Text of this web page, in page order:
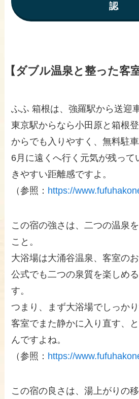
認
【ダブル温泉と整った客
ふふ 箱根は、強羅駅から送迎
東京駅からなら小田原と箱根
からでも入りやすく、無料駐車
6月に遠くへ行く元気が残って
きやすい距離感ですよ。
（参照： https://
この宿の強さは、二つの温泉
こと。
大浴場は大涌谷温泉、客室の
公式でも二つの泉質を楽しめ
す。
つまり、まず大浴場でしっか
客室でまた静かに入り直す、
んですよね。
（参照： https://
この宿の良さは、湯上がりの